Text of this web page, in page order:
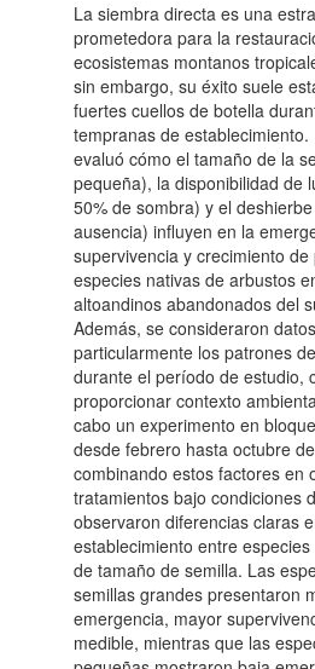
La siembra directa es una
prometedora para la
ecosistemas montanos
sin embargo, su éxito suele
fuertes cuellos de botella
tempranas de establecimiento.
evaluó cómo el tamaño de la
pequeña), la disponibilidad de
50% de sombra) y el
ausencia) influyen en la
supervivencia y crecimiento
especies nativas de arbustos
altoandinos abandonados del
Además, se consideraron
particularmente los patrones
durante el período de estudio,
proporcionar contexto
cabo un experimento en
desde febrero hasta octubre
combinando estos factores en
tratamientos bajo condiciones
observaron diferencias claras
establecimiento entre
de tamaño de semilla. Las
semillas grandes presentaron
emergencia, mayor
medible, mientras que las